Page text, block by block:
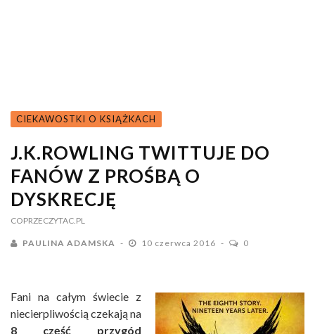
CIEKAWOSTKI O KSIĄŻKACH
J.K.ROWLING TWITTUJE DO
FANÓW Z PROŚBĄ O
DYSKRECJĘ
COPRZECZYTAC.PL
PAULINA ADAMSKA 10 czerwca 2016 0
Fani na całym świecie z
niecierpliwością czekają na
8 część przygód